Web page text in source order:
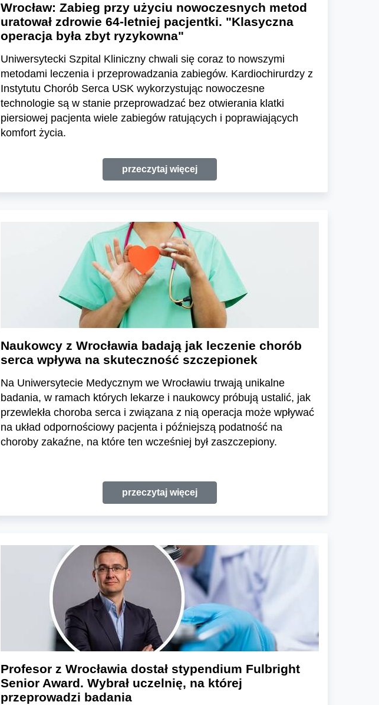
Wrocław: Zabieg przy użyciu nowoczesnych metod
uratował zdrowie 64-letniej pacjentki. "Klasyczna
operacja była zbyt ryzykowna"
Uniwersytecki Szpital Kliniczny chwali się coraz to nowszymi
metodami leczenia i przeprowadzania zabiegów. Kardiochirurdzy z
Instytutu Chorób Serca USK wykorzystując nowoczesne
technologie są w stanie przeprowadzać bez otwierania klatki
piersiowej pacjenta wiele zabiegów ratujących i poprawiających
komfort życia.
przeczytaj więcej
Naukowcy z Wrocławia badają jak leczenie chorób
serca wpływa na skuteczność szczepionek
Na Uniwersytecie Medycznym we Wrocławiu trwają unikalne
badania, w ramach których lekarze i naukowcy próbują ustalić, jak
przewlekła choroba serca i związana z nią operacja może wpływać
na układ odpornościowy pacjenta i późniejszą podatność na
choroby zakaźne, na które ten wcześniej był zaszczepiony.
przeczytaj więcej
Profesor z Wrocławia dostał stypendium Fulbright
Senior Award. Wybrał uczelnię, na której
przeprowadzi badania